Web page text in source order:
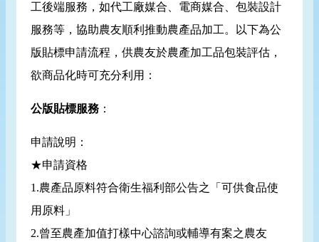
工後端服務，如代工廠媒合、電商媒合、包裝設計
服務等，協助農友順利推動農產品加工。以下為公
版貼標申請流程，供農友於農產加工品包裝評估，
欲商品化時可充分利用：
公版貼標服務 ：
申請說明：
★申請資格
1.農產品原料符合衛生福利部公告之「可供食品使
用原料」
2.曾至農產加值打樣中心諮詢或輔導有案之農友